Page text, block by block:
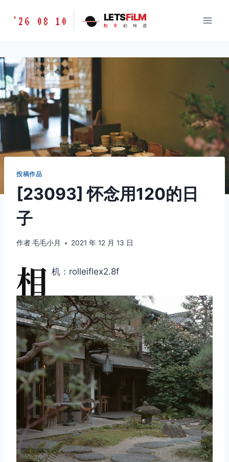
胶
道
LETSFILM
'26 08 10 LETSFiLM
胶 片 的 味 道
投稿作品
[23093] 怀念用120的日
子
作者毛毛小月 2021 年 12 月 13 日
相 机：rolleiflex2.8f